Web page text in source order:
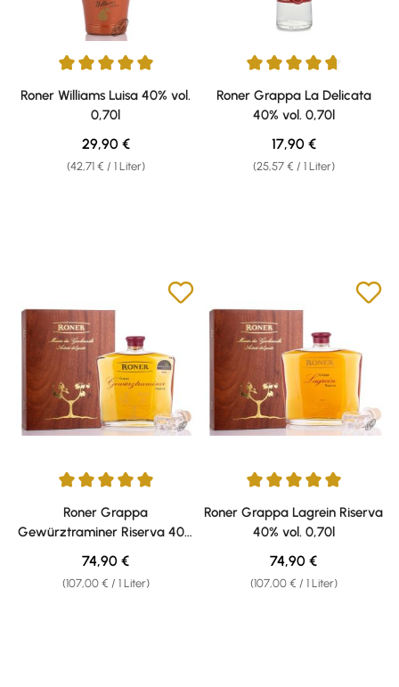
Durchschnittliche Bewertung von 5 von 5 Sternen
Roner Williams Luisa 40% vol.
0,70l
(42,71 € / 1 Liter)
Regulärer Preis:
29,90 €
Durchschnittliche Bewertung
Roner Grappa La Delicata
40% vol. 0,70l
(25,57 € / 1 Liter)
Regulärer Preis:
17,90 €
Durchschnittliche Bewertung von 5 von 5 Sternen
Roner Grappa
Gewürztraminer Riserva 40%
vol. 0,70l
(107,00 € / 1 Liter)
Regulärer Preis:
74,90 €
Durchschnittliche Bewertung
Roner Grappa Lagrein Riserva
40% vol. 0,70l
(107,00 € / 1 Liter)
Regulärer Preis:
74,90 €